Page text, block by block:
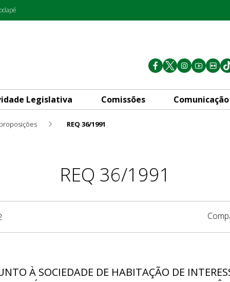
Legislativa Comissões Comunicação
REQ 36/1991
REQ 36/1991
À SOCIEDADE DE HABITAÇÃO DE